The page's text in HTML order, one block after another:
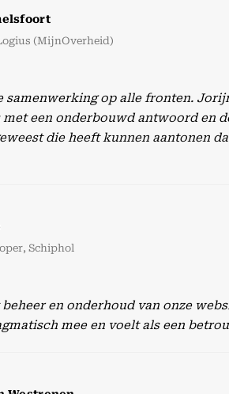
(MijnOverheid)
samenwerking op alle fronten.
met een onderbouwd antwoord en
die heeft kunnen aantonen
Schiphol
en onderhoud van onze
mee en voelt als een